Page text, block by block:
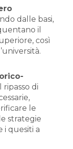
dalle basi,
il
così
di
le
strategie
i quesiti a